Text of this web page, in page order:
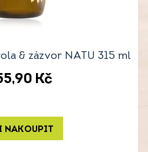
& zázvor NATU 315 ml
Kč
NAKOUPIT